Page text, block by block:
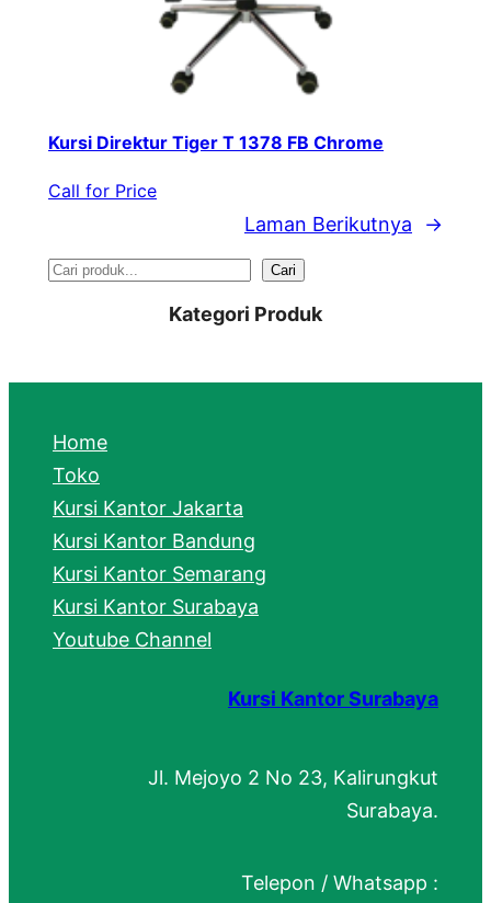
Kursi Direktur Tiger T 1378 FB Chrome
Call for Price
Laman Berikutnya →
S
r
h
Cari
Kategori Produk
Home
Toko
Kursi Kantor Jakarta
Kursi Kantor Bandung
Kursi Kantor Semarang
Kursi Kantor Surabaya
Youtube Channel
Kursi Kantor Surabaya
Jl. Mejoyo 2 No 23, Kalirungkut
Surabaya.
Telepon / Whatsapp :